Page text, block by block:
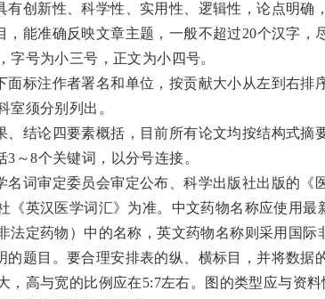
有创新性、科学性、实用性、逻辑性，论点明确
，能准确反映文章主题，一般不超过20个汉字，
字号为小三号，正文为小四号。
面标注作者署名和单位，按贡献大小从左到右排
室须分别列出。
、结论四要素概括，目前所有论文均按结构式摘
～8个关键词，以分号连接。
名词审定委员会审定公布、科学出版社出版的《
《英汉医学词汇》为准。中文药物名称应使用
法定药物）中的名称，英文药物名称则采用国际
的题目。要合理安排表的纵、横标目，并将数据
，高与宽的比例应在5:7左右。图的类型应与资